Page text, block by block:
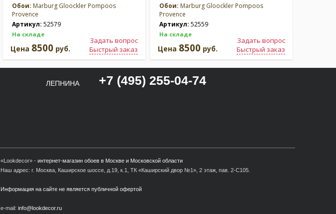
Обои: Marburg Gloockler Pompoos
Provence
Артикул: 52579
На складе
Задать вопрос
Быстрый заказ
Цена 8500 руб.
Обои: Marburg Gloockler Pompoos
Provence
Артикул: 52559
На складе
Задать вопрос
Быстрый заказ
Цена 8500 руб.
ЛЕПНИНА +7 (495) 255-04-74
«Lookdecor» - интернет-магазин обоев в Москве и Московской области
Наш адрес: г. Москва, Каширское шоссе, д.19, к.1, ТК «Каширский двор №1», 2 этаж, пав. 2-С105.
Информация на сайте не является публичной офертой
e-mail: info@lookdecor.ru